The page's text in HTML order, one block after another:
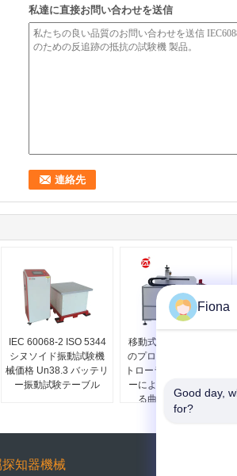
私達に直接お問い合わせを送信
IEC 60068-2 ISO 5344
シヌソイド振動試験機
械価格 Un38.3 バッテリ
ー振動試験テーブル
移動式ケーブルのため
のプログラマブル コン
トローラのU字型ワイヤ
ーによって繰り返され
る曲がるテスター
知器機械
Fiona
Good day,
for?